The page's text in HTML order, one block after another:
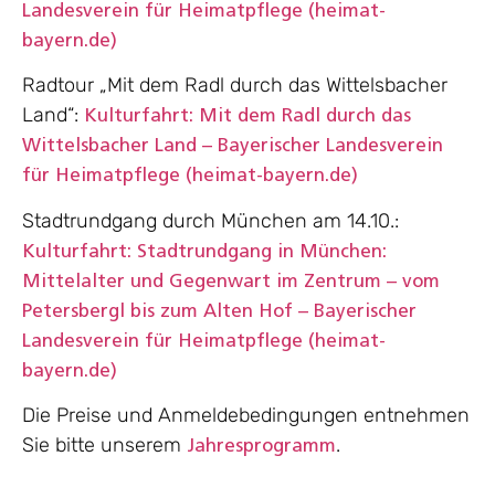
Landesverein für Heimatpflege (heimat-
bayern.de)
Radtour „Mit dem Radl durch das Wittelsbacher
Land“: Kulturfahrt: Mit dem Radl durch das
Wittelsbacher Land – Bayerischer Landesverein
für Heimatpflege (heimat-bayern.de)
Stadtrundgang durch München am 14.10.:
Kulturfahrt: Stadtrundgang in München:
Mittelalter und Gegenwart im Zentrum – vom
Petersbergl bis zum Alten Hof – Bayerischer
Landesverein für Heimatpflege (heimat-
bayern.de)
Die Preise und Anmeldebedingungen entnehmen
Sie bitte unserem Jahresprogramm.